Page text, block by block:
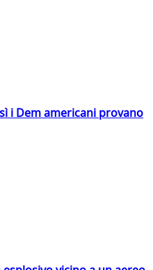
i Dem americani provano